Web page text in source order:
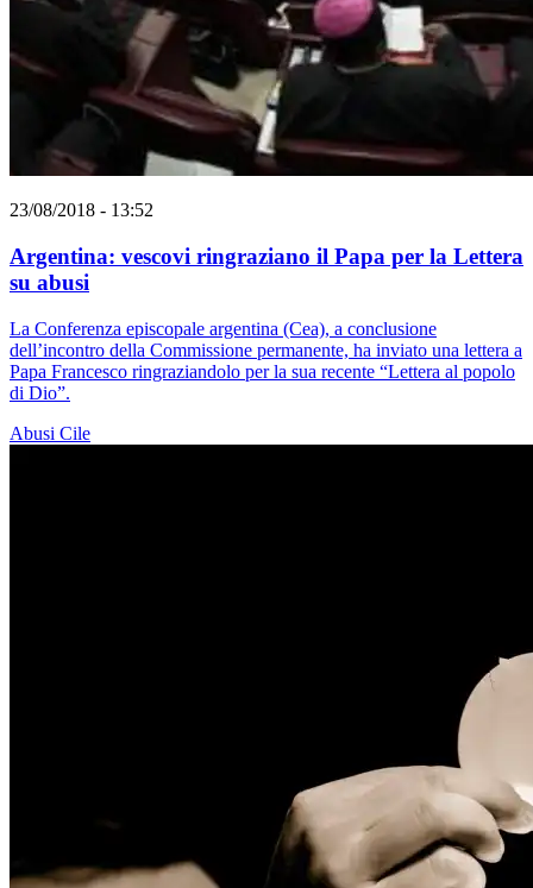
23/08/2018 - 13:52
Argentina: vescovi ringraziano il Papa per la Lettera
su abusi
La Conferenza episcopale argentina (Cea), a conclusione
dell’incontro della Commissione permanente, ha inviato una lettera a
Papa Francesco ringraziandolo per la sua recente “Lettera al popolo
di Dio”.
Abusi Cile